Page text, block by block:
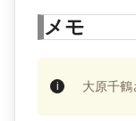
メモ
大原千